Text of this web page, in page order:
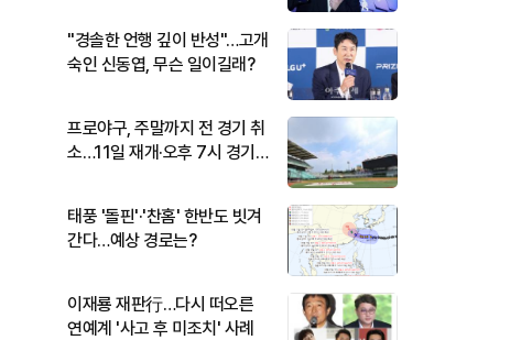
"경솔한 언행 깊이 반성"…고개
숙인 신동엽, 무슨 일이길래?
프로야구, 주말까지 전 경기 취
소…11일 재개·오후 7시 경기
태풍 '돌핀'·'찬홈' 한반도 빗겨
간다…예상 경로는?
이재룡 재판行…다시 떠오른
연예계 '사고 후 미조치' 사례